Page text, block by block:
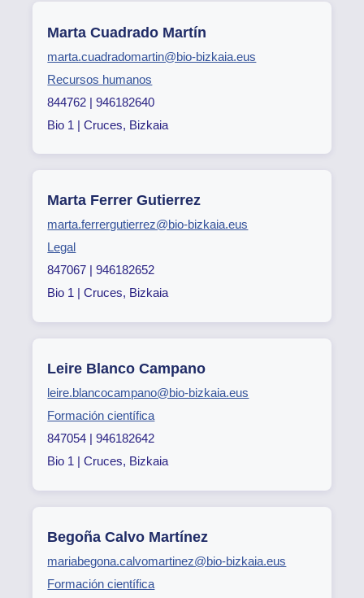
Marta Cuadrado Martín
marta.cuadradomartin@bio-bizkaia.eus
Recursos humanos
844762 | 946182640
Bio 1 | Cruces, Bizkaia
Marta Ferrer Gutierrez
marta.ferrergutierrez@bio-bizkaia.eus
Legal
847067 | 946182652
Bio 1 | Cruces, Bizkaia
Leire Blanco Campano
leire.blancocampano@bio-bizkaia.eus
Formación científica
847054 | 946182642
Bio 1 | Cruces, Bizkaia
Begoña Calvo Martínez
mariabegona.calvomartinez@bio-bizkaia.eus
Formación científica